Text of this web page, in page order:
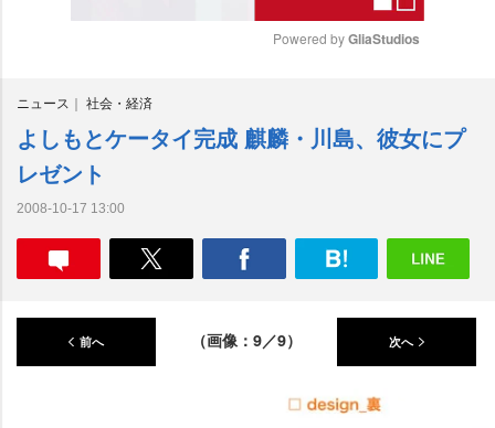
t
e
Powered by GliaStudios
ニュース 社会・経済
よしもとケータイ完成 麒麟・川島、彼女にプ
レゼント
2008-10-17 13:00
前へ （画像：9／9） 次へ